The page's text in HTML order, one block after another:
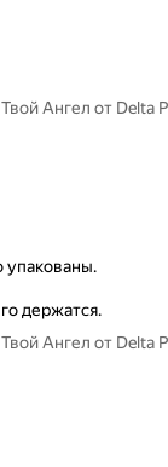
Ангел от Delta
упакованы.
держатся.
Ангел от Delta